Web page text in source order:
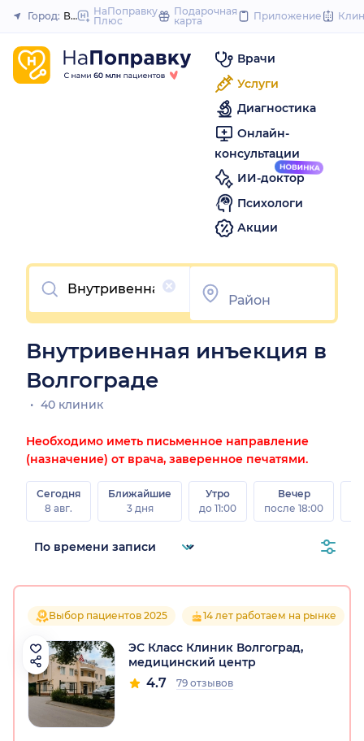
to
Закрыть
Город: ВолгоградНаПоправку
Плюс
Подарочная
карта
Приложение
Врачи
Услуги
Диагностика
Онлайн-
консультации
ИИ-доктор
Психологи
Акции
Очистить
Внутривенная инъекция в
Волгограде
40 клиник
Необходимо иметь письменное направление
(назначение) от врача, заверенное печатями.
Сегодня
8 авг.
Ближайшие
3 дня
Утро
до 11:00
Вечер
после 18:00
Выбор пациентов 2025 14 лет работаем на рынке
ЭС Класс Клиник Волгоград,
медицинский центр
4.7 79 отзывов